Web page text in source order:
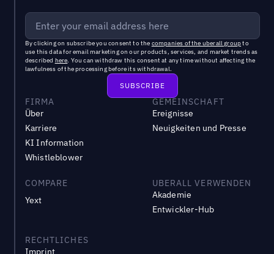
By clicking on subscribe you consent to the companies of the uberall groupto
use this data for email marketing on our products, services, and market trends as
described here. You can withdraw this consent at any time without affecting the
lawfulness of the processing before its withdrawal.
FIRMA
Über
Karriere
KI Information
Whistleblower
GEMEINSCHAFT
Ereignisse
Neuigkeiten und Presse
COMPARE
Yext
UBERALL VERWENDEN
Akademie
Entwickler-Hub
RECHTLICHES